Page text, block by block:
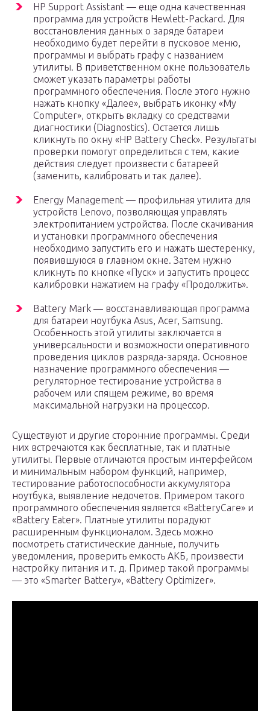
HP Support Assistant — еще одна качественная
программа для устройств Hewlett-Packard. Для
восстановления данных о заряде батареи
необходимо будет перейти в пусковое меню,
программы и выбрать графу с названием
утилиты. В приветственном окне пользователь
сможет указать параметры работы
программного обеспечения. После этого нужно
нажать кнопку «Далее», выбрать иконку «My
Computer», открыть вкладку со средствами
диагностики (Diagnostics). Остается лишь
кликнуть по окну «HP Battery Check». Результаты
проверки помогут определиться с тем, какие
действия следует произвести с батареей
(заменить, калибровать и так далее).
Energy Management — профильная утилита для
устройств Lenovo, позволяющая управлять
электропитанием устройства. После скачивания
и установки программного обеспечения
необходимо запустить его и нажать шестеренку,
появившуюся в главном окне. Затем нужно
кликнуть по кнопке «Пуск» и запустить процесс
калибровки нажатием на графу «Продолжить».
Battery Mark — восстанавливающая программа
для батареи ноутбука Asus, Acer, Samsung.
Особенность этой утилиты заключается в
универсальности и возможности оперативного
проведения циклов разряда-заряда. Основное
назначение программного обеспечения —
регуляторное тестирование устройства в
рабочем или спящем режиме, во время
максимальной нагрузки на процессор.
Существуют и другие сторонние программы. Среди
них встречаются как бесплатные, так и платные
утилиты. Первые отличаются простым интерфейсом
и минимальным набором функций, например,
тестирование работоспособности аккумулятора
ноутбука, выявление недочетов. Примером такого
программного обеспечения является «BatteryCare» и
«Battery Eater». Платные утилиты порадуют
расширенным функционалом. Здесь можно
посмотреть статистические данные, получить
уведомления, проверить емкость АКБ, произвести
настройку питания и т. д. Пример такой программы
— это «Smarter Battery», «Battery Optimizer».